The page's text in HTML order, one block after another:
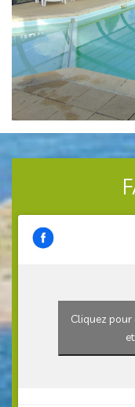
Cliquez pour